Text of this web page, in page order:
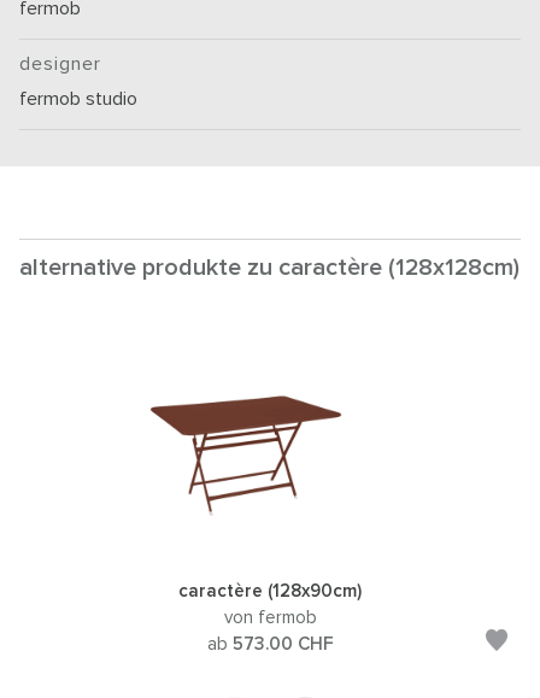
fermob
designer
fermob studio
alternative produkte zu caractère (128x128cm)
caractère (128x90cm)
von fermob
ab 573.00 CHF